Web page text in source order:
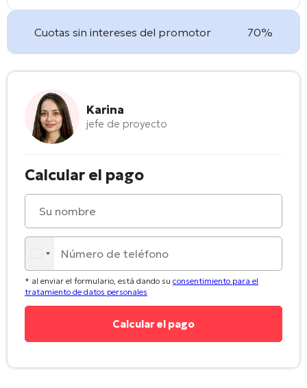
Cuotas sin intereses del promotor 70%
Karina
jefe de proyecto
Calcular el pago
* al enviar el formulario, está dando su consentimiento para el
tratamiento de datos personales